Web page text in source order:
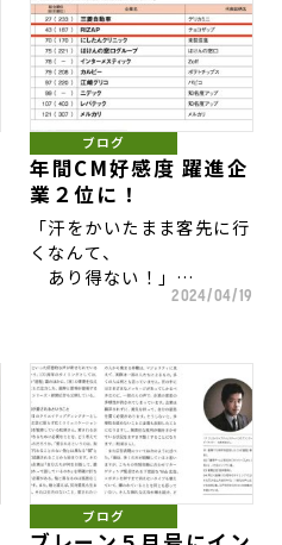
企画に命を吹き込んでくれ
た制作陣、俳優陣に感謝。
これまでは、Beforeと
Afterとの衝撃的なギャッ
プで、
視聴者に強烈な驚きを与え
てきた名シリーズ。
新たな鮮度を出すため、
毎週の変化の様子を見せる
初の試みでした。
昨年１２月から今年３月ま
最終撮影日は、
卒業式の時以来の気分にな
りました。
無事に撮り切れた喜びと
来週はもう会わないという
センチメンタル。
ブログ
2024/04/19
年間CM好感度 躍進企
業２位に！
「汗をかいたまま客先に行
くなんて、
あり得ない！」
スーツ姿のままチョコザッ
プで運動をする。
これまでのジムと一線を画
すCMを企画制作したら、
結構な数のクレームがあり
ました。
ブログ